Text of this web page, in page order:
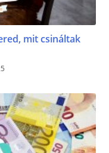
mit csináltak